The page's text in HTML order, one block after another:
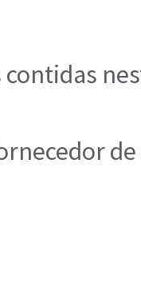
contidas